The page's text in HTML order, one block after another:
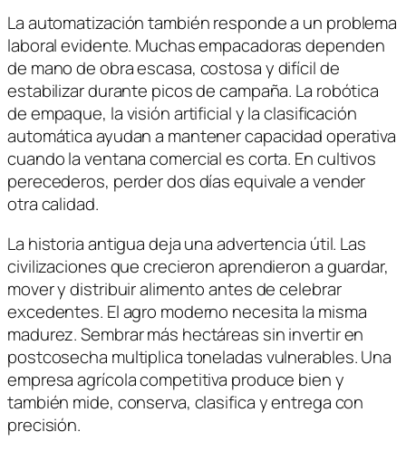
La automatización también responde a un problema
laboral evidente. Muchas empacadoras dependen
de mano de obra escasa, costosa y difícil de
estabilizar durante picos de campaña. La robótica
de empaque, la visión artificial y la clasificación
automática ayudan a mantener capacidad operativa
cuando la ventana comercial es corta. En cultivos
perecederos, perder dos días equivale a vender
otra calidad.
La historia antigua deja una advertencia útil. Las
civilizaciones que crecieron aprendieron a guardar,
mover y distribuir alimento antes de celebrar
excedentes. El agro moderno necesita la misma
madurez. Sembrar más hectáreas sin invertir en
postcosecha multiplica toneladas vulnerables. Una
empresa agrícola competitiva produce bien y
también mide, conserva, clasifica y entrega con
precisión.